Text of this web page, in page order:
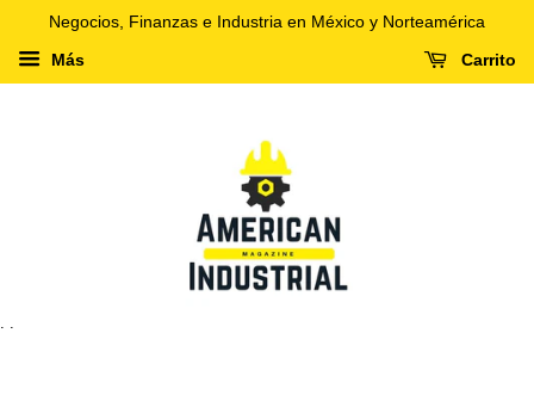
Negocios, Finanzas e Industria en México y Norteamérica
Más Carrito
. .